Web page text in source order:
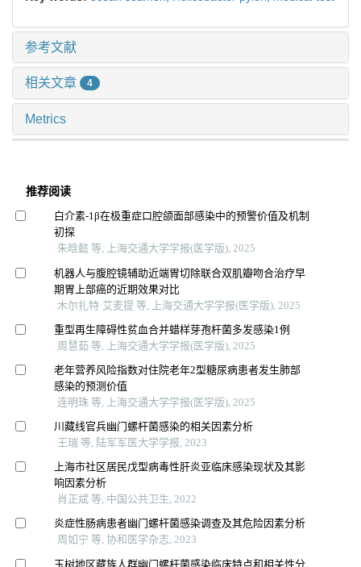
参考文献
相关文章 4
Metrics
推荐阅读
白介素-1β在极重症口腔颌面部感染中的预警价值及机制
初探
朱晗懿 等, 上海交通大学学报(医学版), 2025
机器人与腹腔镜辅助近端胃切除联合双肌瓣吻合治疗早
期胃上部癌的近期效果对比
木尔扎特·艾麦提 等, 上海交通大学学报(医学版), 2025
重型再生障碍性贫血合并蜡样芽孢杆菌多发感染1例
周慧茹 等, 上海交通大学学报(医学版), 2025
老年营养风险指数对住院老年2型糖尿病患者发生肺部
感染的预测价值
连明珠 等, 上海交通大学学报(医学版), 2025
川藏线官兵幽门螺杆菌感染的相关因素分析
王瑞 等, 陆军军医大学学报, 2023
上海市社区居民戊型病毒性肝炎亚临床感染现状及其影
响因素分析
肖正斌 等, 中国公共卫生, 2022
炎症性肠病患者幽门螺杆菌感染调查及其危险因素分析
周如宁 等, 协和医学杂志, 2023
玉树地区藏族人群幽门螺杆菌感染临床特点和相关性分